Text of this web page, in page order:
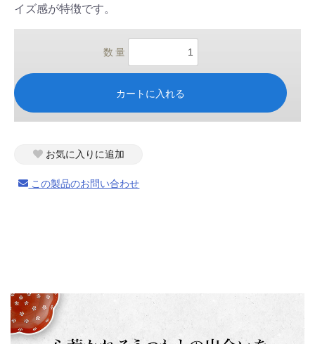
イズ感が特徴です。
数 量
カートに入れる
お買い物を続ける カートへ進む
お気に入りに追加
この製品のお問い合わせ